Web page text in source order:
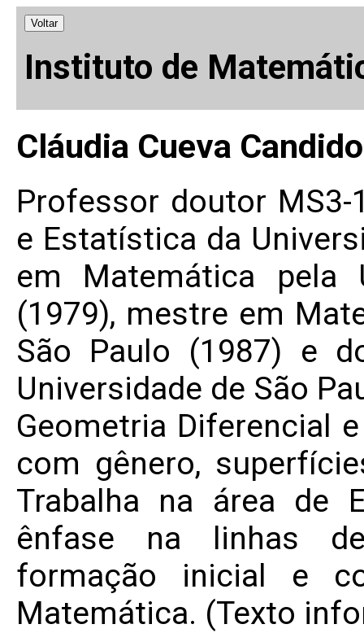
Voltar
Instituto de
Cláudia Cueva Candido
Professor doutor
e Estatística da
em Matemática pela
(1979), mestre em
São Paulo (1987) e
Universidade de São
Geometria Diferencial
com gênero,
Trabalha na área de
ênfase na linhas
formação inicial e
Matemática. (Texto